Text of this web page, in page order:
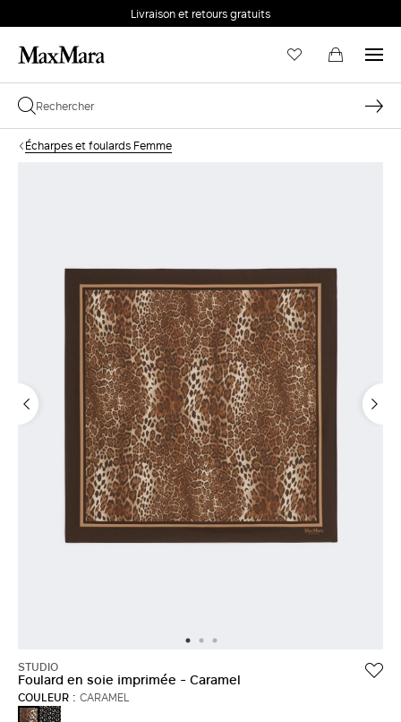
Livraison et retours gratuits
Écharpes et foulards Femme
STUDIO
Foulard en soie imprimée - Caramel
COULEUR : CARAMEL
CARAMEL
NOIR